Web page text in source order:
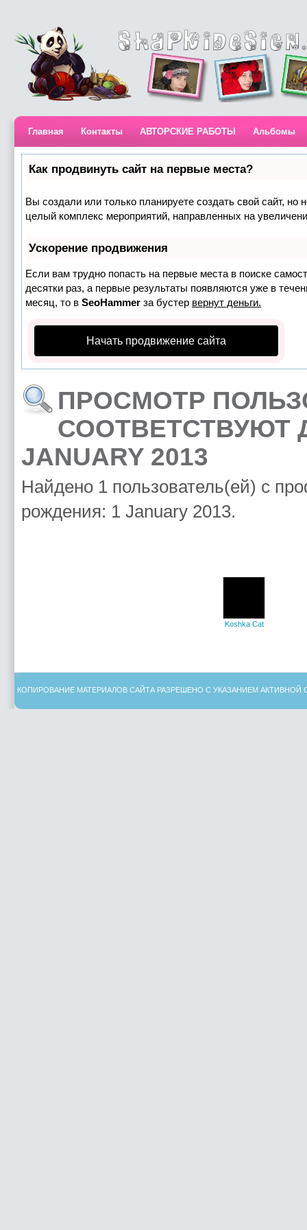
Главная Контакты АВТОРСКИЕ РАБОТЫ Альбомы
Как продвинуть сайт на первые места?
Вы создали или только планируете создать свой сайт, но
целый комплекс мероприятий, направленных на
Ускорение продвижения
Если вам трудно попасть на первые места в поиске
десятки раз, а первые результаты появляются уже в
месяц, то в SeoHammer за бустер вернут деньги.
Начать продвижение сайта
ПРОСМОТР
СООТВЕТСТВУЮТ
JANUARY 2013
Найдено 1 пользователь(ей) с
рождения: 1 January 2013.
Koshka Cat
КОПИРОВАНИЕ МАТЕРИАЛОВ САЙТА РАЗРЕШЕНО С УКАЗАНИЕМ АКТИВНОЙ